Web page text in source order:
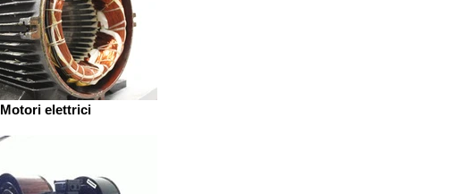
Motori elettrici